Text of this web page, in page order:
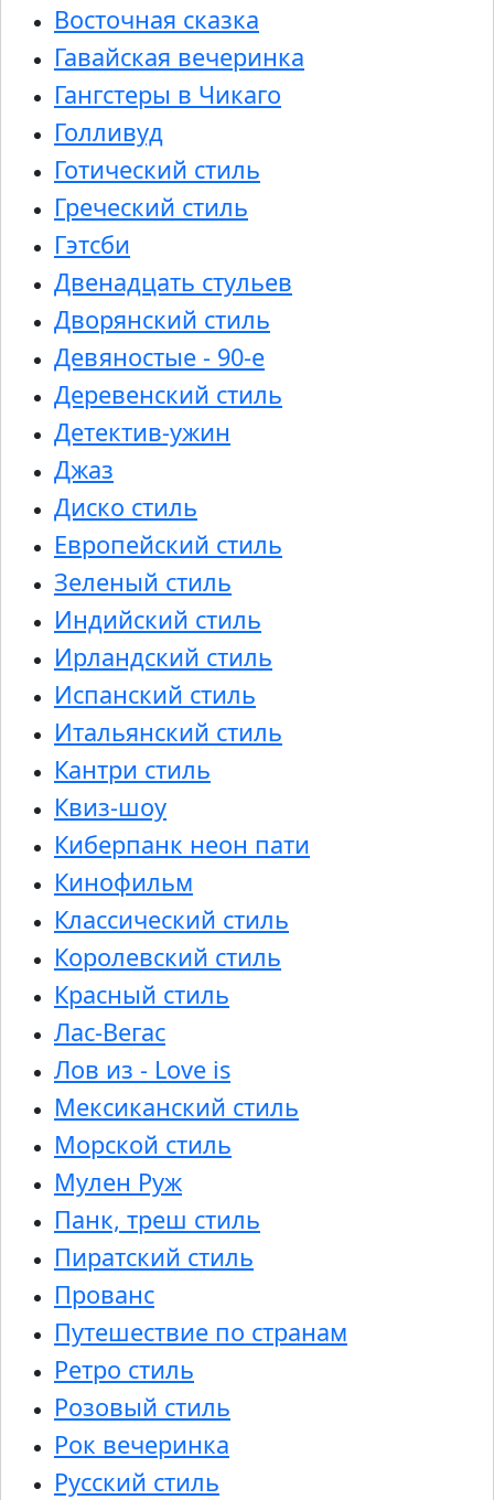
Восточная сказка
Гавайская вечеринка
Гангстеры в Чикаго
Голливуд
Готический стиль
Греческий стиль
Гэтсби
Двенадцать стульев
Дворянский стиль
Девяностые - 90-е
Деревенский стиль
Детектив-ужин
Джаз
Диско стиль
Европейский стиль
Зеленый стиль
Индийский стиль
Ирландский стиль
Испанский стиль
Итальянский стиль
Кантри стиль
Квиз-шоу
Киберпанк неон пати
Кинофильм
Классический стиль
Королевский стиль
Красный стиль
Лас-Вегас
Лов из - Love is
Мексиканский стиль
Морской стиль
Мулен Руж
Панк, треш стиль
Пиратский стиль
Прованс
Путешествие по странам
Ретро стиль
Розовый стиль
Рок вечеринка
Русский стиль